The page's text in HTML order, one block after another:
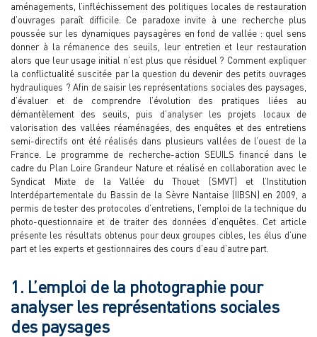
aménagements, l’infléchissement des politiques locales de restauration
d’ouvrages paraît difficile. Ce paradoxe invite à une recherche plus
poussée sur les dynamiques paysagères en fond de vallée : quel sens
donner à la rémanence des seuils, leur entretien et leur restauration
alors que leur usage initial n’est plus que résiduel ? Comment expliquer
la conflictualité suscitée par la question du devenir des petits ouvrages
hydrauliques ? Afin de saisir les représentations sociales des paysages,
d’évaluer et de comprendre l’évolution des pratiques liées au
démantèlement des seuils, puis d’analyser les projets locaux de
valorisation des vallées réaménagées, des enquêtes et des entretiens
semi-directifs ont été réalisés dans plusieurs vallées de l’ouest de la
France. Le programme de recherche-action SEUILS financé dans le
cadre du Plan Loire Grandeur Nature et réalisé en collaboration avec le
Syndicat Mixte de la Vallée du Thouet (SMVT) et l’Institution
Interdépartementale du Bassin de la Sèvre Nantaise (IIBSN) en 2009, a
permis de tester des protocoles d’entretiens, l’emploi de la technique du
photo-questionnaire et de traiter des données d’enquêtes. Cet article
présente les résultats obtenus pour deux groupes cibles, les élus d’une
part et les experts et gestionnaires des cours d’eau d’autre part.
1. L’emploi de la photographie pour
analyser les représentations sociales
des paysages